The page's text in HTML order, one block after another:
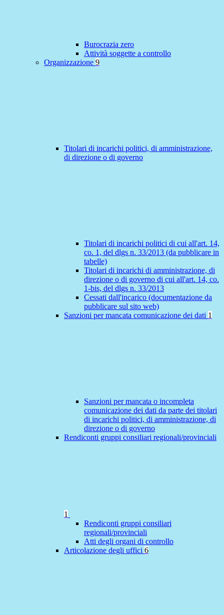
Burocrazia zero
Attività soggette a controllo
Organizzazione 9
Titolari di incarichi politici, di amministrazione,
di direzione o di governo
Titolari di incarichi politici di cui all'art. 14,
co. 1, del dlgs n. 33/2013 (da pubblicare in
tabelle)
Titolari di incarichi di amministrazione, di
direzione o di governo di cui all'art. 14, co.
1-bis, del dlgs n. 33/2013
Cessati dall'incarico (documentazione da
pubblicare sul sito web)
Sanzioni per mancata comunicazione dei dati 1
Sanzioni per mancata o incompleta
comunicazione dei dati da parte dei titolari
di incarichi politici, di amministrazione, di
direzione o di governo
Rendiconti gruppi consiliari regionali/provinciali
1
Rendiconti gruppi consiliari
regionali/provinciali
Atti degli organi di controllo
Articolazione degli uffici 6